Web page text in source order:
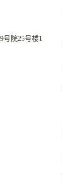
号院25号楼1